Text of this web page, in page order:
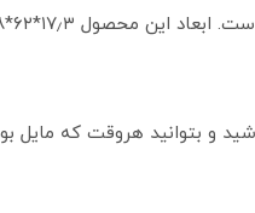
و بتوانید هروقت که مایل